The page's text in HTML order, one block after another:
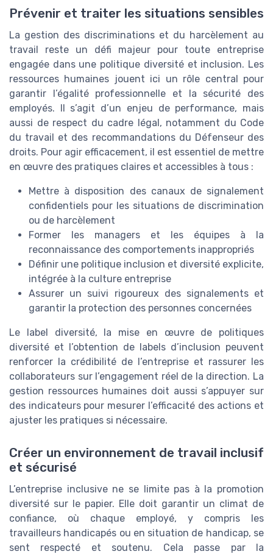
Prévenir et traiter les situations sensibles
La gestion des discriminations et du harcèlement au
travail reste un défi majeur pour toute entreprise
engagée dans une politique diversité et inclusion. Les
ressources humaines jouent ici un rôle central pour
garantir l’égalité professionnelle et la sécurité des
employés. Il s’agit d’un enjeu de performance, mais
aussi de respect du cadre légal, notamment du Code
du travail et des recommandations du Défenseur des
droits. Pour agir efficacement, il est essentiel de mettre
en œuvre des pratiques claires et accessibles à tous :
Mettre à disposition des canaux de signalement
confidentiels pour les situations de discrimination
ou de harcèlement
Former les managers et les équipes à la
reconnaissance des comportements inappropriés
Définir une politique inclusion et diversité explicite,
intégrée à la culture entreprise
Assurer un suivi rigoureux des signalements et
garantir la protection des personnes concernées
Le label diversité, la mise en œuvre de politiques
diversité et l’obtention de labels d’inclusion peuvent
renforcer la crédibilité de l’entreprise et rassurer les
collaborateurs sur l’engagement réel de la direction. La
gestion ressources humaines doit aussi s’appuyer sur
des indicateurs pour mesurer l’efficacité des actions et
ajuster les pratiques si nécessaire.
Créer un environnement de travail inclusif
et sécurisé
L’entreprise inclusive ne se limite pas à la promotion
diversité sur le papier. Elle doit garantir un climat de
confiance, où chaque employé, y compris les
travailleurs handicapés ou en situation de handicap, se
sent respecté et soutenu. Cela passe par la